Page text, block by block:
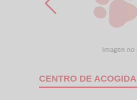
CENTRO DE ACOGIDA